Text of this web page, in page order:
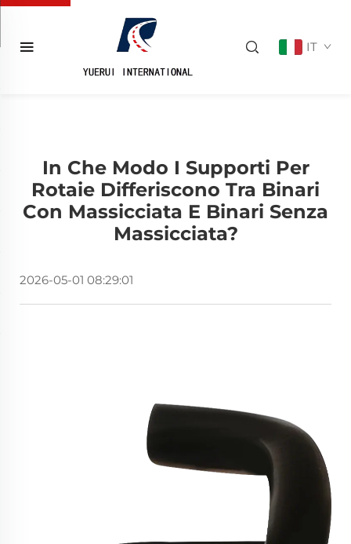
IT
In Che Modo I Supporti Per
Rotaie Differiscono Tra Binari
Con Massicciata E Binari Senza
Massicciata?
2026-05-01 08:29:01